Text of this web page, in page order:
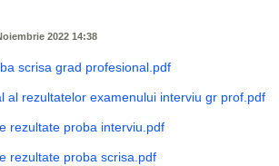
2022 14:38
scrisa grad profesional.pdf
al rezultatelor examenului interviu gr prof.pdf
rezultate proba interviu.pdf
rezultate proba scrisa.pdf